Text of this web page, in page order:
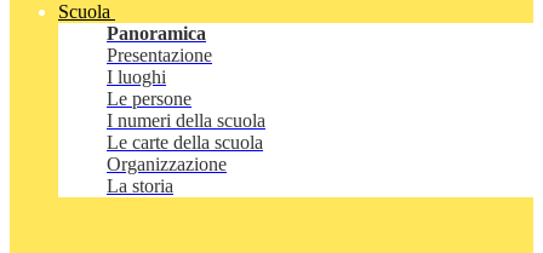
Scuola
Panoramica
Presentazione
I luoghi
Le persone
I numeri della scuola
Le carte della scuola
Organizzazione
La storia